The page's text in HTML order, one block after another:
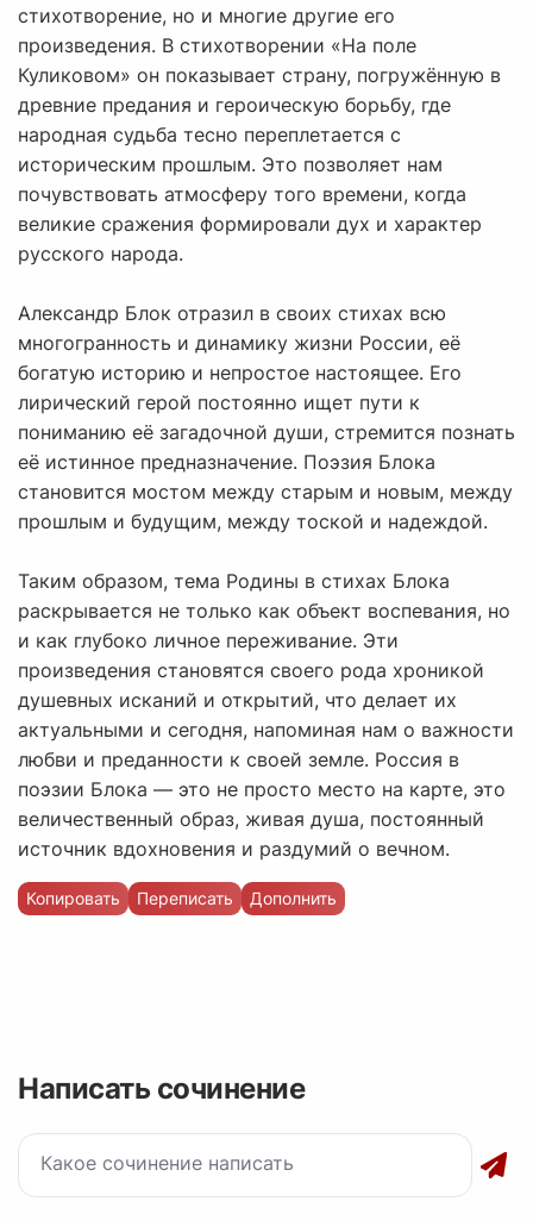
стихотворение, но и многие другие его
произведения. В стихотворении «На поле
Куликовом» он показывает страну, погружённую в
древние предания и героическую борьбу, где
народная судьба тесно переплетается с
историческим прошлым. Это позволяет нам
почувствовать атмосферу того времени, когда
великие сражения формировали дух и характер
русского народа.
Александр Блок отразил в своих стихах всю
многогранность и динамику жизни России, её
богатую историю и непростое настоящее. Его
лирический герой постоянно ищет пути к
пониманию её загадочной души, стремится познать
её истинное предназначение. Поэзия Блока
становится мостом между старым и новым, между
прошлым и будущим, между тоской и надеждой.
Таким образом, тема Родины в стихах Блока
раскрывается не только как объект воспевания, но
и как глубоко личное переживание. Эти
произведения становятся своего рода хроникой
душевных исканий и открытий, что делает их
актуальными и сегодня, напоминая нам о важности
любви и преданности к своей земле. Россия в
поэзии Блока — это не просто место на карте, это
величественный образ, живая душа, постоянный
источник вдохновения и раздумий о вечном.
Копировать Переписать Дополнить
Написать сочинение